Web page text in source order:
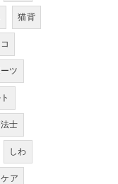
猫背
ツ
士
しわ
ア